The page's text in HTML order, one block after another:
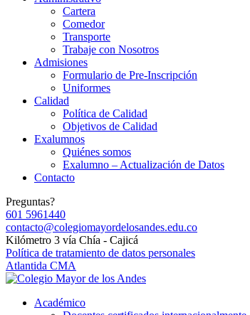
Cartera
Comedor
Transporte
Trabaje con Nosotros
Admisiones
Formulario de Pre-Inscripción
Uniformes
Calidad
Política de Calidad
Objetivos de Calidad
Exalumnos
Quiénes somos
Exalumno – Actualización de Datos
Contacto
Preguntas?
601 5961440
contacto@colegiomayordelosandes.edu.co
Kilómetro 3 vía Chía - Cajicá
Política de tratamiento de datos personales
Atlantida CMA
Académico